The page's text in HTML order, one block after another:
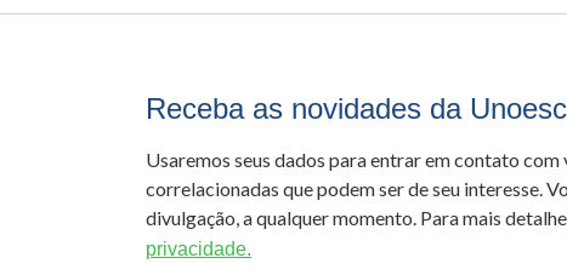
Receba as novidades da Unoesc
Usaremos seus dados para entrar em contato
correlacionadas que podem ser de seu interesse.
divulgação, a qualquer momento. Para mais
privacidade.